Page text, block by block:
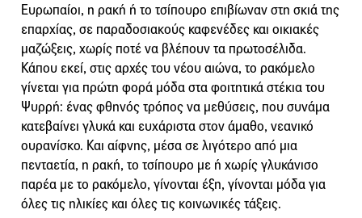
Eυρωπαίοι, η ρακή ή το τσίπουρο επιβίωναν στη σκιά της
επαρχίας, σε παραδοσιακούς καφενέδες και οικιακές
μαζώξεις, χωρίς ποτέ να βλέπουν τα πρωτοσέλιδα.
Κάπου εκεί, στις αρχές του νέου αιώνα, το ρακόμελο
γίνεται για πρώτη φορά μόδα στα φοιτητικά στέκια του
Ψυρρή: ένας φθηνός τρόπος να μεθύσεις, που συνάμα
κατεβαίνει γλυκά και ευχάριστα στον άμαθο, νεανικό
ουρανίσκο. Και αίφνης, μέσα σε λιγότερο από μια
πενταετία, η ρακή, το τσίπουρο με ή χωρίς γλυκάνισο
παρέα με το ρακόμελο, γίνονται έξη, γίνονται μόδα για
όλες τις ηλικίες και όλες τις κοινωνικές τάξεις.